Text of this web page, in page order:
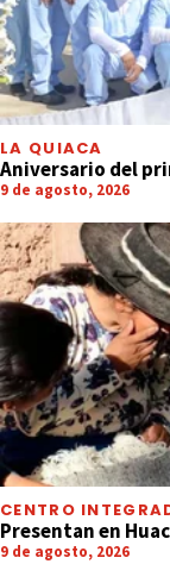
LA QUIACA
Aniversario del
9 de agosto, 2026
CENTRO
Presentan en
9 de agosto, 2026